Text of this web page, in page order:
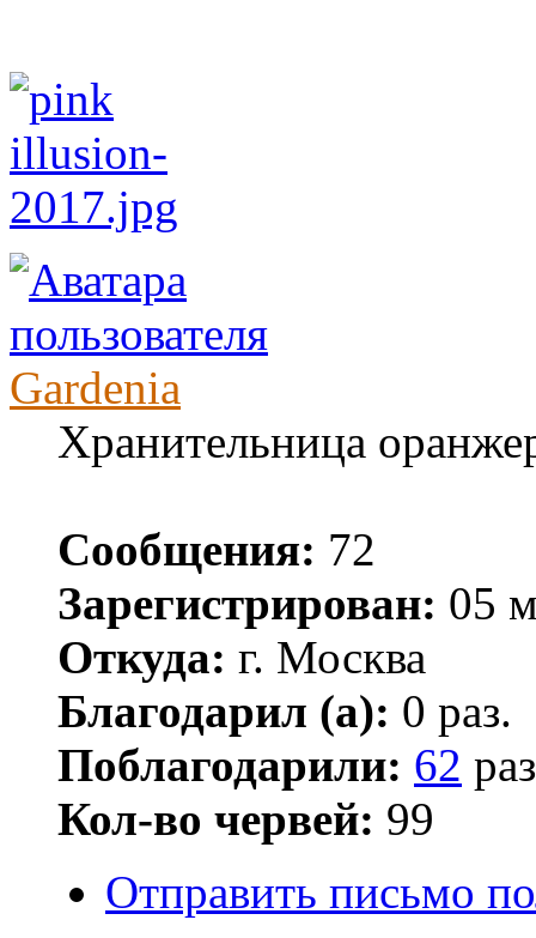
Gardenia
Хранительница
Сообщения: 72
Зарегистрирован: 05
Откуда: г. Москва
Благодарил (а): 0 раз.
Поблагодарили: 62
Кол-во червей: 99
Отправить письмо